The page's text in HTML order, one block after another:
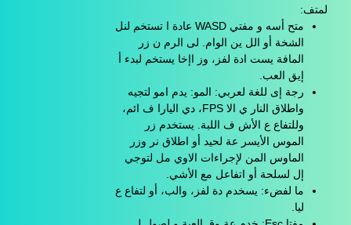
لمتف:
متح أسه و مفتي WASD عادة ا تستخم لنل
الشخة أو الل ين الوام. لى الرم ن زر
المافة يست ادة لفز، وز اإخا يستخم لبدء أ
إيق العب.
رجة إى للغة لعربي: المو: يدم امو لتجيه
واطلاق النار ي الا FPS، دي اليارا ف ائم،
وللتفاع ع الأش ف اللبة. يستخدم زر
الموس الأيسر عة لحيد أو اطلاق نر وزر
الماوس المن لإجراءات الاوي مل لتوجي
إل لسلحة أو اتفاعل مع الأشي.
ما لفضء: يسخدم دة لفز، والب، أو لتفاع ع
ليا.